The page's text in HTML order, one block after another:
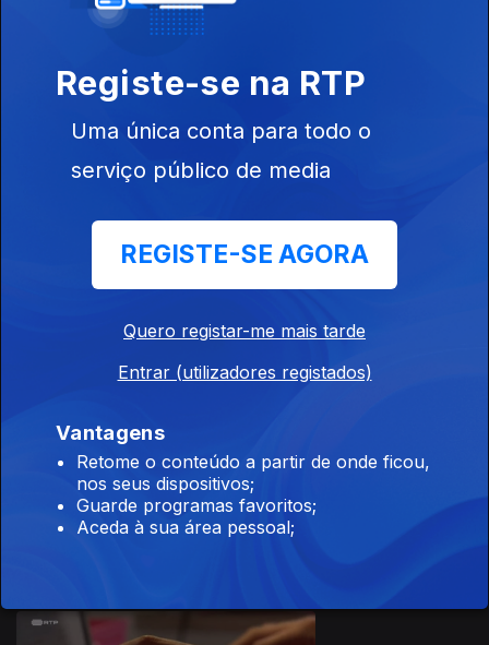
Registe-se na RTP
Uma única conta para todo o
serviço público de media
REGISTE-SE AGORA
Quero registar-me mais tarde
Entrar (utilizadores registados)
Vantagens
Retome o conteúdo a partir de onde ficou,
nos seus dispositivos;
Guarde programas favoritos;
Aceda à sua área pessoal;